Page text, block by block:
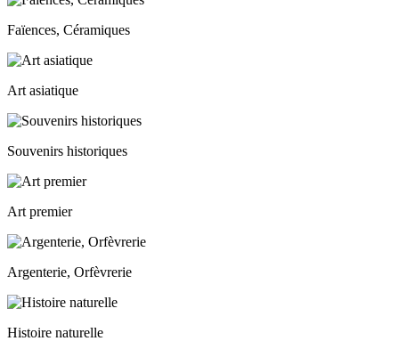
Faïences, Céramiques
Art asiatique
Souvenirs historiques
Art premier
Argenterie, Orfèvrerie
Histoire naturelle